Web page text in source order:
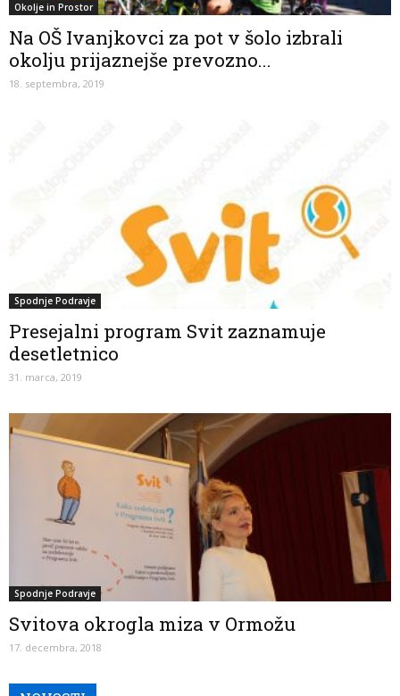
Okolje in Prostor
Na OŠ Ivanjkovci za pot v šolo izbrali
okolju prijaznejše prevozno...
18. septembra, 2019
Spodnje Podravje
Presejalni program Svit zaznamuje
desetletnico
31. marca, 2019
Spodnje Podravje
Svitova okrogla miza v Ormožu
17. decembra, 2018